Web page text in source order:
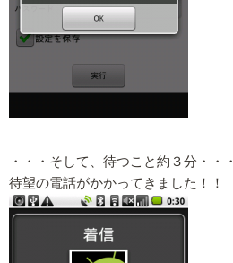
・・・そして、待つこと約３分・・・
待望の電話がかかってきました！！